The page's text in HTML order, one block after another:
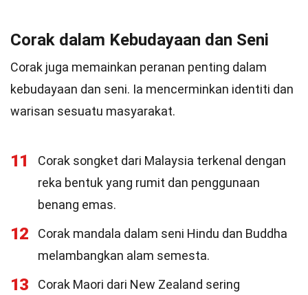
Corak dalam Kebudayaan dan Seni
Corak juga memainkan peranan penting dalam
kebudayaan dan seni. Ia mencerminkan identiti dan
warisan sesuatu masyarakat.
11
Corak songket dari Malaysia terkenal dengan
reka bentuk yang rumit dan penggunaan
benang emas.
12
Corak mandala dalam seni Hindu dan Buddha
melambangkan alam semesta.
13
Corak Maori dari New Zealand sering